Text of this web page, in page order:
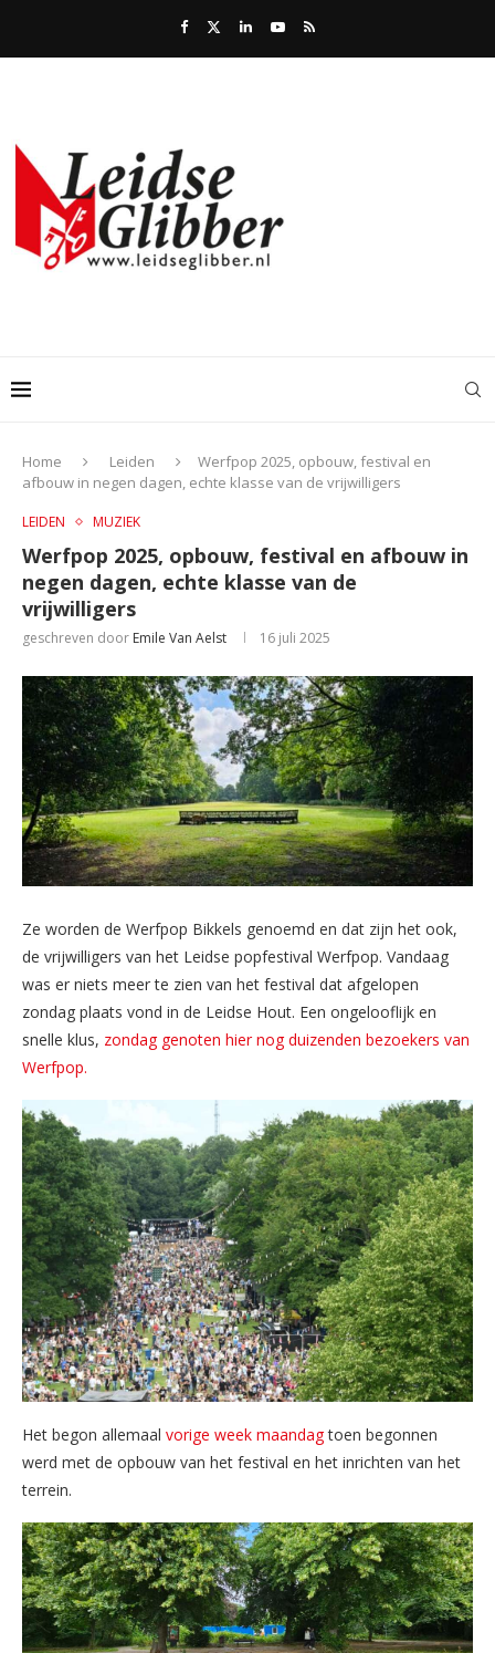
Home Leiden
Werfpop 2025, opbouw, festival en
afbouw in negen dagen, echte klasse van de vrijwilligers
LEIDEN MUZIEK
Werfpop 2025, opbouw, festival en afbouw in
negen dagen, echte klasse van de
vrijwilligers
geschreven door Emile Van Aelst 16 juli 2025
Ze worden de Werfpop Bikkels genoemd en dat zijn het ook,
de vrijwilligers van het Leidse popfestival Werfpop. Vandaag
was er niets meer te zien van het festival dat afgelopen
zondag plaats vond in de Leidse Hout. Een ongelooflijk en
snelle klus, zondag genoten hier nog duizenden bezoekers van
Werfpop.
Het begon allemaal vorige week maandagtoen begonnen
werd met de opbouw van het festival en het inrichten van het
terrein.